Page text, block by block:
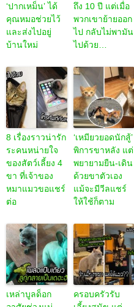
‘ปากเหม็น’ ได้
คุณหมอช่วยไว้
และส่งไปอยู่
บ้านใหม่
ถึง 10 ปี แต่เมื่อ
พวกเขาย้ายออก
ไป กลับไม่พามัน
ไปด้วย…
8 เรื่องราวน่ารัก
ระคนหน่ายใจ
ของสัตว์เลี้ยง 4
ขา ที่เจ้าของ
หมาแมวขอแชร์
ต่อ
‘เหมียวยอดนักสู้’
พิการขาหลัง แต่
พยายามยืน-เดิน
ด้วยขาตัวเอง
แม้จะมีวีลแชร์
ให้ใช้ก็ตาม
เหล่าบูลด็อก
ครอบครัวรับ